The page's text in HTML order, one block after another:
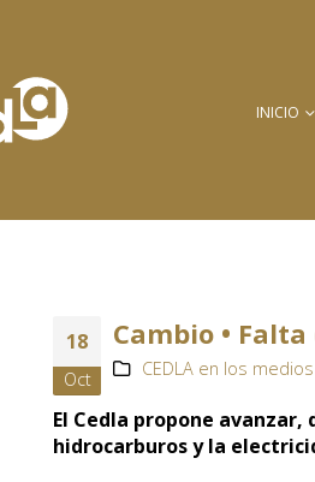
INICIO
18
Oct
Cambio •
CEDLA en los medios
El Cedla propone
hidrocarburos y la